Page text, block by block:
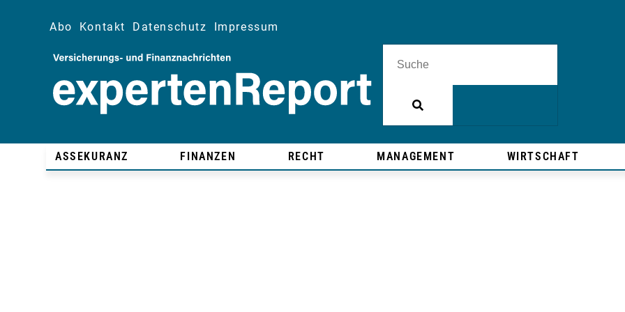
Abo Kontakt Datenschutz Impressum
ASSEKURANZ FINANZEN RECHT MANAGEMENT WIRTSCHAFT